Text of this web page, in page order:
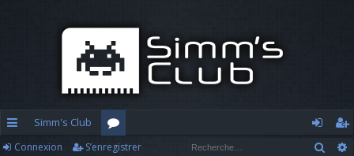
cc
Simm's Club
or
o
’e
Connexion S’enregistrer